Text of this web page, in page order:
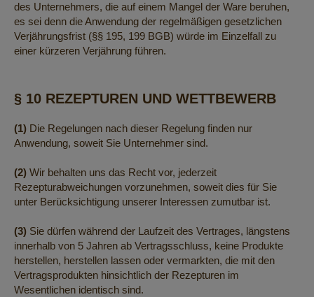
des Unternehmers, die auf einem Mangel der Ware beruhen,
es sei denn die Anwendung der regelmäßigen gesetzlichen
Verjährungsfrist (§§ 195, 199 BGB) würde im Einzelfall zu
einer kürzeren Verjährung führen.
§ 10 REZEPTUREN UND WETTBEWERB
(1) Die Regelungen nach dieser Regelung finden nur
Anwendung, soweit Sie Unternehmer sind.
(2) Wir behalten uns das Recht vor, jederzeit
Rezepturabweichungen vorzunehmen, soweit dies für Sie
unter Berücksichtigung unserer Interessen zumutbar ist.
(3) Sie dürfen während der Laufzeit des Vertrages, längstens
innerhalb von 5 Jahren ab Vertragsschluss, keine Produkte
herstellen, herstellen lassen oder vermarkten, die mit den
Vertragsprodukten hinsichtlich der Rezepturen im
Wesentlichen identisch sind.